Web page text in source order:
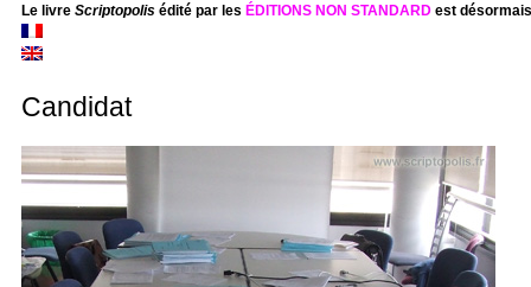
Le livre Scriptopolisédité par les ÉDITIONS NON STANDARDest
Candidat